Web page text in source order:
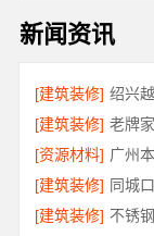
新闻资讯
[建筑装修] 绍兴
[建筑装修]
[资源材料] 广州
[建筑装修]
[建筑装修]